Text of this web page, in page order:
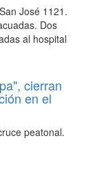
José 1121.
Dos
al hospital
cierran
en el
peatonal.